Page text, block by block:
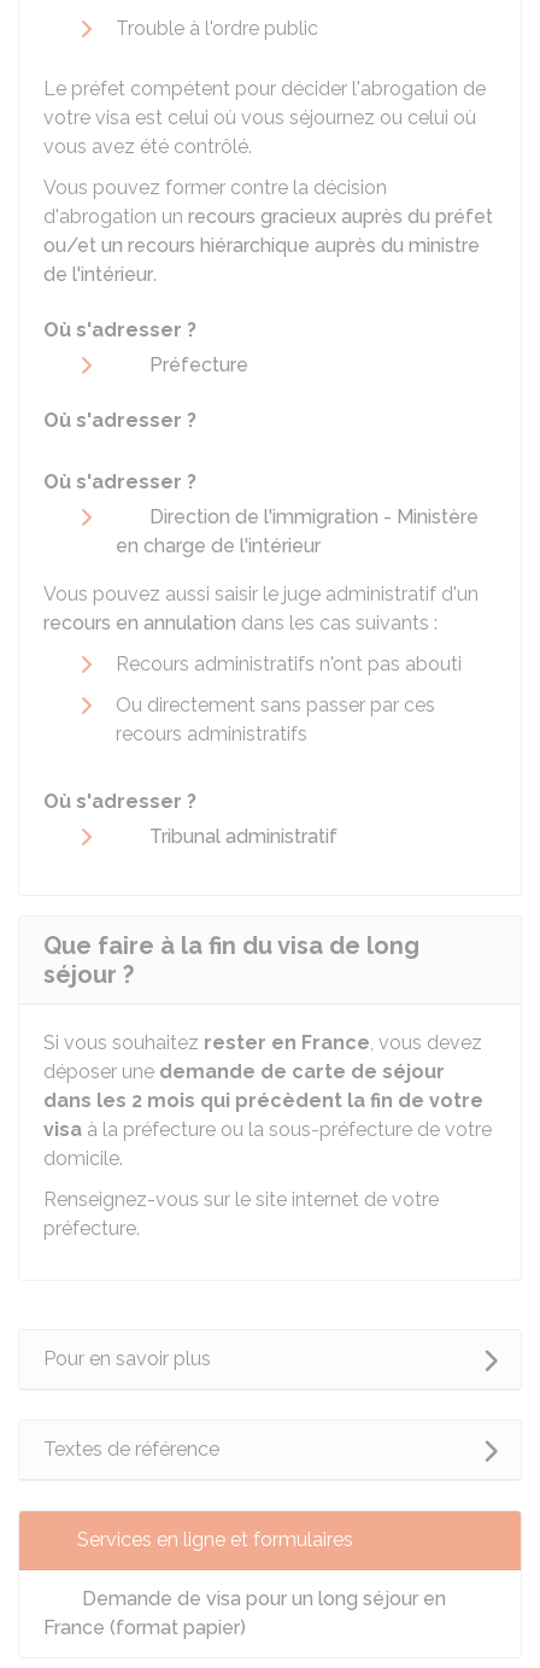
Trouble à l'ordre public
Le préfet compétent pour décider l'abrogation de
votre visa est celui où vous séjournez ou celui où
vous avez été contrôlé.
Vous pouvez former contre la décision
d'abrogation un recours gracieux auprès du préfet
ou/et un recours hiérarchique auprès du ministre
de l'intérieur.
Où s'adresser ?
Préfecture
Où s'adresser ?
Où s'adresser ?
Direction de l'immigration - Ministère
en charge de l'intérieur
Vous pouvez aussi saisir le juge administratif d'un
recours en annulation dans les cas suivants :
Recours administratifs n'ont pas abouti
Ou directement sans passer par ces
recours administratifs
Où s'adresser ?
Tribunal administratif
Que faire à la fin du visa de long
séjour ?
Si vous souhaitez rester en France, vous devez
déposer une demande de carte de séjour
dans les 2 mois qui précèdent la fin de votre
visa à la préfecture ou la sous-préfecture de votre
domicile.
Renseignez-vous sur le site internet de votre
préfecture.
Pour en savoir plus
Textes de référence
Services en ligne et formulaires
Demande de visa pour un long séjour en
France (format papier)